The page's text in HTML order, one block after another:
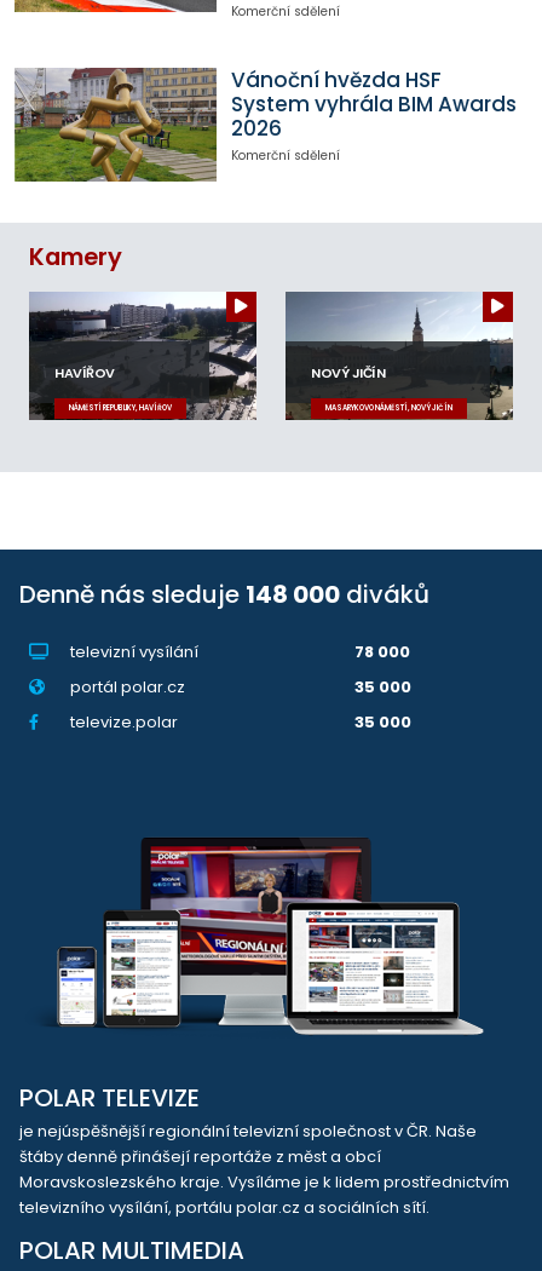
Komerční sdělení
Vánoční hvězda HSF
System vyhrála BIM Awards
2026
Komerční sdělení
Kamery
HAVÍŘOV
NÁMĚSTÍ REPUBLIKY, HAVÍŘOV
NOVÝ JIČÍN
MASARYKOVO NÁMĚSTÍ, NOVÝ JIČÍN
Denně nás sleduje 148 000 diváků
televizní vysílání
78 000
portál polar.cz
35 000
televize.polar
35 000
POLAR TELEVIZE
je nejúspěšnější regionální televizní společnost v ČR. Naše
štáby denně přinášejí reportáže z měst a obcí
Moravskoslezského kraje. Vysíláme je k lidem prostřednictvím
televizního vysílání, portálu polar.cz a sociálních sítí.
POLAR MULTIMEDIA